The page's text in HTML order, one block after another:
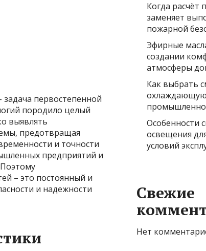
задача первостепенной
породило целый
выявлять
предотвращая
и точности
предприятий и
– это постоянный и
и надежности
Когда расчёт
заменяет
пожарной
Эфирные
создании
атмосферы
Как выбрать
охлаждающую
Особенности
освещения
условий
Свежие
Нет